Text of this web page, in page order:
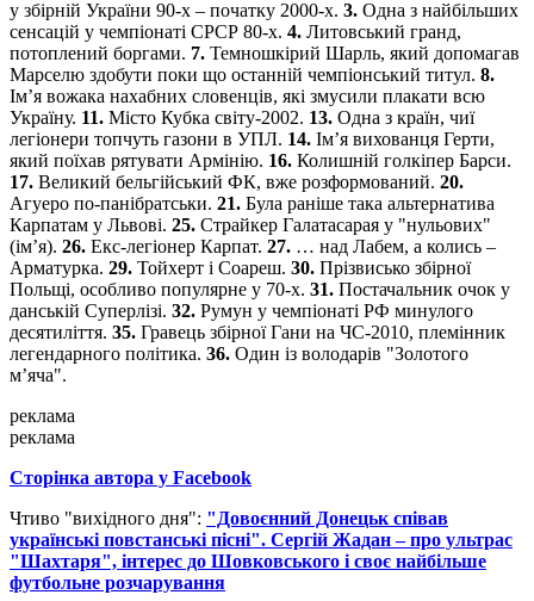
у збірній України 90-х – початку 2000-х. 3. Одна з найбільших
сенсацій у чемпіонаті СРСР 80-х. 4. Литовський гранд,
потоплений боргами. 7. Темношкірий Шарль, який допомагав
Марселю здобути поки що останній чемпіонський титул. 8.
Ім’я вожака нахабних словенців, які змусили плакати всю
Україну. 11. Місто Кубка світу-2002. 13. Одна з країн, чиї
легіонери топчуть газони в УПЛ. 14. Ім’я вихованця Герти,
який поїхав рятувати Армінію. 16. Колишній голкіпер Барси.
17. Великий бельгійський ФК, вже розформований. 20.
Агуеро по-панібратськи. 21. Була раніше така альтернатива
Карпатам у Львові. 25. Страйкер Галатасарая у "нульових"
(ім’я). 26. Екс-легіонер Карпат. 27. … над Лабем, а колись –
Арматурка. 29. Тойхерт і Соареш. 30. Прізвисько збірної
Польщі, особливо популярне у 70-х. 31. Постачальник очок у
данській Суперлізі. 32. Румун у чемпіонаті РФ минулого
десятиліття. 35. Гравець збірної Гани на ЧС-2010, племінник
легендарного політика. 36. Один із володарів "Золотого
м’яча".
реклама
реклама
Сторінка автора у Facebook
Чтиво "вихідного дня": "Довоєнний Донецьк співав
українські повстанські пісні". Сергій Жадан – про ультрас
"Шахтаря", інтерес до Шовковського і своє найбільше
футбольне розчарування